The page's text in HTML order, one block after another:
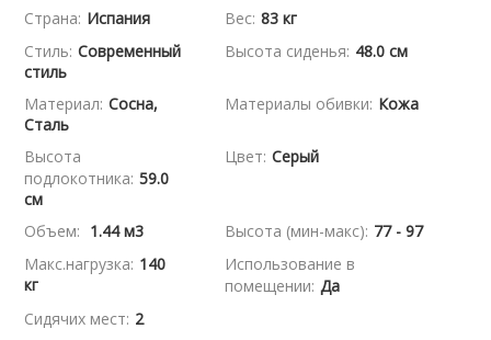
Страна: Испания Вес: 83 кг
Стиль: Современный
стиль
Высота сиденья: 48.0 см
Материал: Сосна,
Сталь
Материалы обивки: Кожа
Высота
подлокотника: 59.0
см
Цвет: Серый
Объем: 1.44 м3 Высота (мин-макс): 77 - 97
Макс.нагрузка: 140
кг
Использование в
помещении: Да
Сидячих мест: 2